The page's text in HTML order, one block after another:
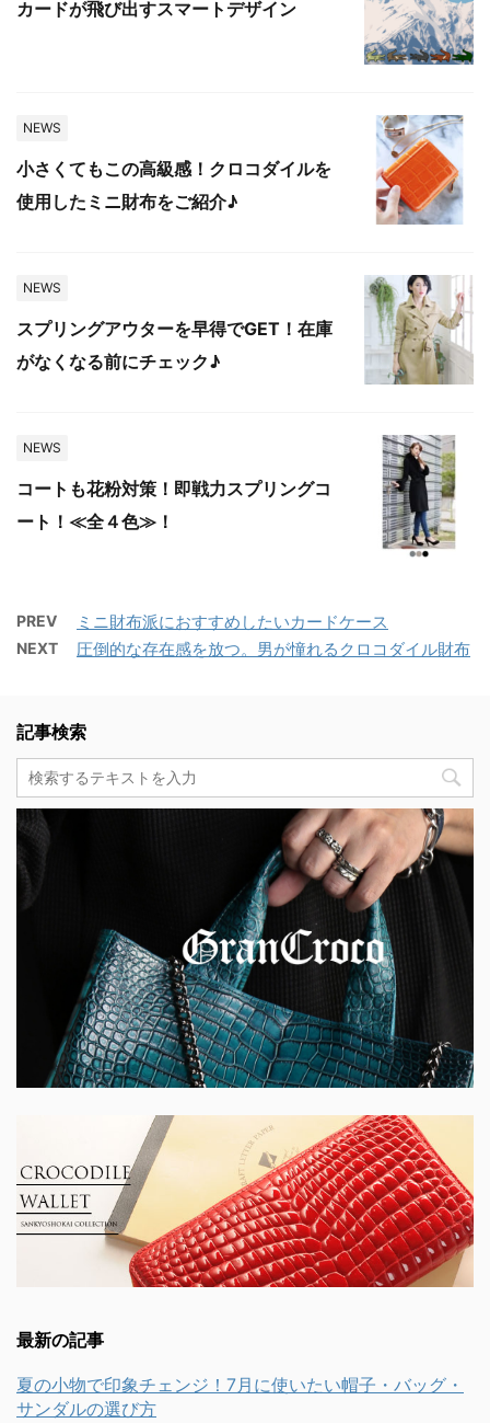
カードが飛び出すスマートデザイン
NEWS
小さくてもこの高級感！クロコダイルを
使用したミニ財布をご紹介♪
NEWS
スプリングアウターを早得でGET！在庫
がなくなる前にチェック♪
NEWS
コートも花粉対策！即戦力スプリングコ
ート！≪全４色≫！
PREV ミニ財布派におすすめしたいカードケース
NEXT 圧倒的な存在感を放つ。男が憧れるクロコダイル財布
記事検索
最新の記事
夏の小物で印象チェンジ！7月に使いたい帽子・バッグ・
サンダルの選び方